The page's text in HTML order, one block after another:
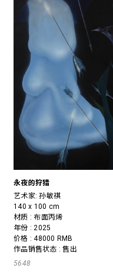
永夜的狩猎
艺术家:孙敏祺
140 x 100 cm
材质 : 布面丙烯
年份 : 2025
价格 : 48000 RMB
作品销售状态 : 售出
5648